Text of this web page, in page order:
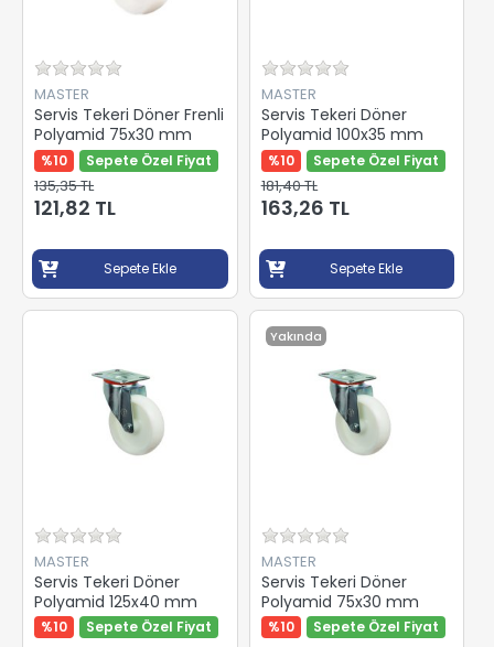
MASTER
Servis Tekeri Döner Frenli
Polyamid 75x30 mm
%10 Sepete Özel Fiyat
135,35 TL
121,82 TL
Sepete Ekle
MASTER
Servis Tekeri Döner
Polyamid 100x35 mm
%10 Sepete Özel Fiyat
181,40 TL
163,26 TL
Sepete Ekle
MASTER
Servis Tekeri Döner
Polyamid 125x40 mm
%10 Sepete Özel Fiyat
Yakında
MASTER
Servis Tekeri Döner
Polyamid 75x30 mm
%10 Sepete Özel Fiyat